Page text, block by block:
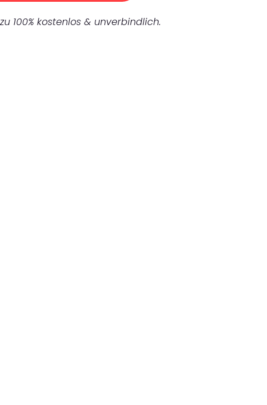
100% kostenlos & unverbindlich.